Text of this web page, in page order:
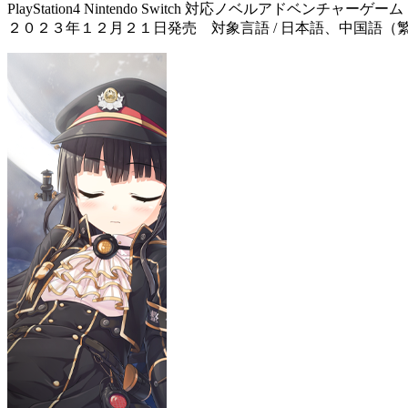
PlayStation4 Nintendo Switch 対応ノベルアドベンチャーゲーム
２０２３年１２月２１日発売 対象言語 / 日本語、中国語（